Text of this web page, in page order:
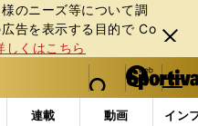
のニーズ等について調
告を表⽰する⽬的で Co
しくはこちら
閉じ
る
web Sportiva (webスポルティーバ)
検索
マイペ
ー
ジ
メニュ
連載 動画 イン
その他競技 その他 井村